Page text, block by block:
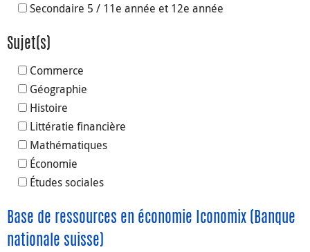
Secondaire 5 / 11e année et 12e année
Sujet(s)
Commerce
Géographie
Histoire
Littératie financière
Mathématiques
Économie
Études sociales
Base de ressources en économie Iconomix (Banque
nationale suisse)